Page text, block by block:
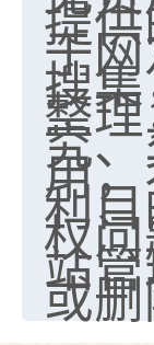
提
于
搜
整
究
用
利
权
站
或